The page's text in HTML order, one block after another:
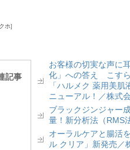
ホ
記事
お客様の切実な声に
化」への答え こす
「ハルメク 薬用美
ニューアル！／株式
ブラックジンジャー
量！新分析法（RMS
オーラルケアと腸活
ル クリア」新発売／